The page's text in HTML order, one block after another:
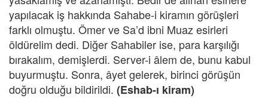
yapılacak iş hakkında Sahabe-i kiramın görüşleri
farklı olmuştu. Ömer ve Sa’d ibni Muaz esirleri
öldürelim dedi. Diğer Sahabiler ise, para karşılığı
bırakalım, demişlerdi. Server-i âlem de, bunu kabul
buyurmuştu. Sonra, âyet gelerek, birinci görüşün
doğru olduğu bildirildi. (Eshab-ı kiram)